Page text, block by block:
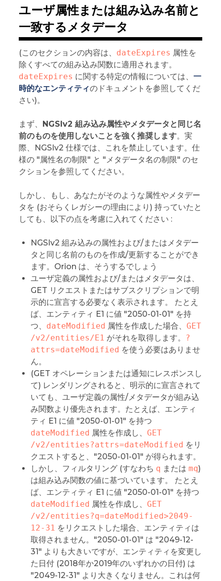
ユーザ属性または組み込み名前と
一致するメタデータ
(このセクションの内容は、 dateExpires 属性を
除くすべての組み込み関数に適用されます。
dateExpires に関する特定の情報については、 一
時的なエンティティのドキュメントを参照してくだ
さい)。
まず、
NGSIv2 組み込み属性やメタデータと同じ名
前のものを使用しないことを強く推奨します。実
際、NGSIv2 仕様では、これを禁止しています。仕
様の "属性名の制限" と "メタデータ名の制限" のセ
クションを参照してください。
しかし、もし、あなたがそのような属性やメタデー
タを (おそらくレガシーの理由により) 持っていたと
しても、以下の点を考慮に入れてください :
NGSIv2 組み込みの属性および/またはメタデー
タと同じ名前のものを作成/更新することができ
ます。Orion は、そうするでしょう
ユーザ定義の属性および/またはメタデータは、
GET リクエストまたはサブスクリプションで明
示的に宣言する必要なく表示されます。 たとえ
ば、エンティティ E1 に値 "2050-01-01" を持
つ、 dateModified 属性を作成した場合、 GET
/v2/entities/E1 がそれを取得します。
?
attrs=dateModified を使う必要はありませ
ん。
(GET オペレーションまたは通知にレスポンスし
て) レンダリングされると、明示的に宣言されて
いても、ユーザ定義の属性/メタデータが組み込
み関数より優先されます。たとえば、エンティ
ティ E1 に値 "2050-01-01" を持つ
dateModified 属性を作成し、 GET
/v2/entities?attrs=dateModified をリ
クエストすると、"2050-01-01" が得られます。
しかし、フィルタリング (すなわち q または mq)
は組み込み関数の値に基づいています。 たとえ
ば、エンティティ E1 に値 "2050-01-01" を持つ
dateModified 属性を作成し、 GET
/v2/entities?q=dateModified>2049-
12-31 をリクエストした場合、エンティティは
取得されません。"2050-01-01" は "2049-12-
31" よりも大きいですが、エンティティを変更し
た日付 (2018年か2019年のいずれかの日付) は
"2049-12-31" より大きくなりません。これは何